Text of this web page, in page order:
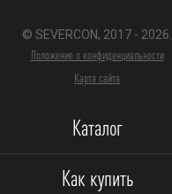
© SEVERCON, 2017 - 2026.
Положение о конфиденциальности
Карта сайта
Каталог
Как купить